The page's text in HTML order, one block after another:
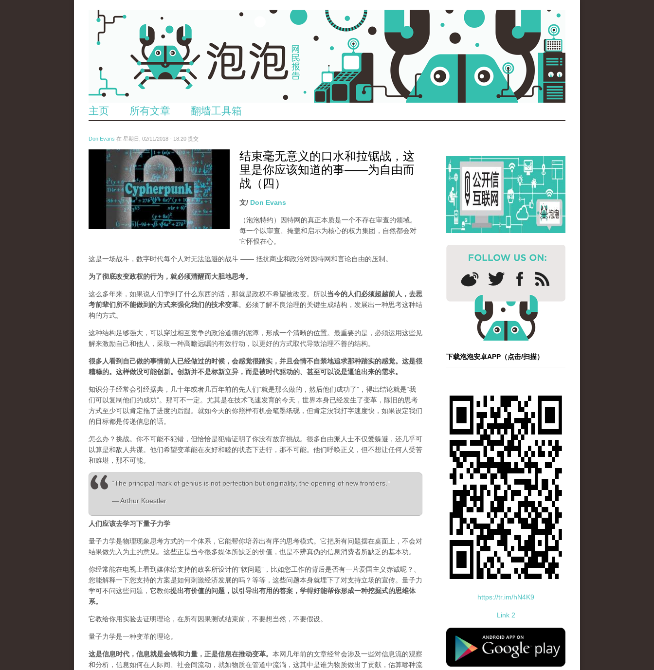
主页 所有文章 翻墙工具箱
Don Evans 在 星期日, 02/11/2018 - 18:20 提交
wechatimg1424.jpeg
结束毫无意义的口水和拉锯战，这
里是你应该知道的事——为自由而
战（四）
文/ Don Evans
（泡泡特约）
因特网的真正本质是一个不存在审查的领域。
每一个以审查、掩盖和启示为核心的权力集团，自然都会对
它怀恨在心。
这是一场战斗，数字时代每个人对无法逃避的战斗 —— 抵抗商业和政治对因特网和言论自由的压制。
为了彻底改变政权的行为，就必须清醒而大胆地思考。
这么多年来，如果说人们学到了什么东西的话，那就是政权不希望被改变。所以当今的人们必须超越前人，去思
考前辈们所不能做到的方式来强化我们的技术变革。必须了解不良治理的关键生成结构，发展出一种思考这种结
构的方式。
这种结构足够强大，可以穿过相互竞争的政治道德的泥潭，形成一个清晰的位置。最重要的是，必须运用这些见
解来激励自己和他人，采取一种高瞻远瞩的有效行动，以更好的方式取代导致治理不善的结构。
很多人看到自己做的事情前人已经做过的时候，会感觉很踏实，并且会情不自禁地追求那种踏实的感觉。这是很
糟糕的。这样做没可能创新。创新并不是标新立异，而是被时代驱动的、甚至可以说是逼迫出来的需求。
知识分子经常会引经据典，几十年或者几百年前的先人们“就是那么做的，然后他们成功了”，得出结论就是“我
们可以复制他们的成功”。那可不一定。尤其是在技术飞速发育的今天，世界本身已经发生了变革，陈旧的思考
方式至少可以肯定拖了进度的后腿。就如今天的你照样有机会笔墨纸砚，但肯定没我打字速度快，如果设定我们
的目标都是传递信息的话。
怎么办？挑战。你不可能不犯错，但恰恰是犯错证明了你没有放弃挑战。很多自由派人士不仅爱躲避，还几乎可
以算是和敌人共谋。他们希望变革能在友好和睦的状态下进行，那不可能。他们呼唤正义，但不想让任何人受苦
和难堪，那不可能。
“The principal mark of genius is not perfection but originality, the opening of new frontiers.”
― Arthur Koestler
人们应该去学习下量子力学
量子力学是物理现象思考方式的一个体系，它能帮你培养出有序的思考模式。它把所有问题摆在桌面上，不会对
结果做先入为主的意见。这些正是当今很多媒体所缺乏的价值，也是不辨真伪的信息消费者所缺乏的基本功。
你经常能在电视上看到媒体给支持的政客所设计的“软问题”，比如您工作的背后是否有一片爱国主义赤诚呢？、
您能解释一下您支持的方案是如何刺激经济发展的吗？等等，这些问题本身就埋下了对支持立场的宣传。量子力
学可不问这些问题，它教你提出有价值的问题，以引导出有用的答案，学得好能帮你形成一种挖掘式的思维体
系。
它教给你用实验去证明理论，在所有因果测试结束前，不要想当然，不要假设。
量子力学是一种变革的理论。
这是信息时代，信息就是金钱和力量，正是信息在推动变革。 本网几年前的文章经常会涉及一些对信息流的观察
和分析，信息如何在人际间、社会间流动，就如物质在管道中流淌，这其中是谁为物质做出了贡献，估算哪种流
下载泡泡安卓APP（点击/扫描）
https://tr.im/hN4K9
Link 2
standard-icon-googleplay-app-store.png